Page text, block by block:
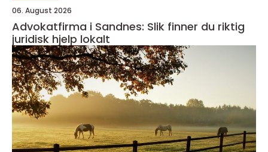
06. August 2026
Advokatfirma i Sandnes: Slik finner du riktig
juridisk hjelp lokalt